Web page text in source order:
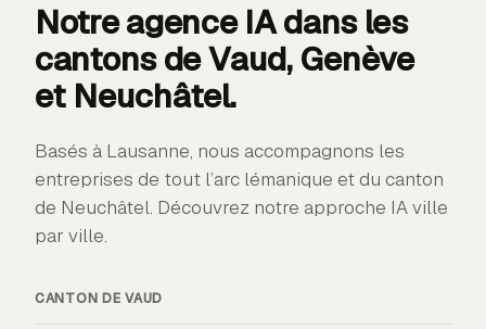
Notre agence IA dans les
cantons deVaud, Genève
et Neuchâtel.
Basés à Lausanne, nous accompagnons les
entreprises de tout l’arc lémanique et du canton
de Neuchâtel. Découvrez notre approche IA ville
par ville.
CANTON DEVAUD